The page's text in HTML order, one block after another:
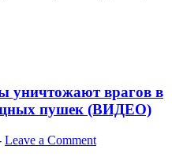
уничтожают врагов в
пушек (ВИДЕО)
Leave a Comment